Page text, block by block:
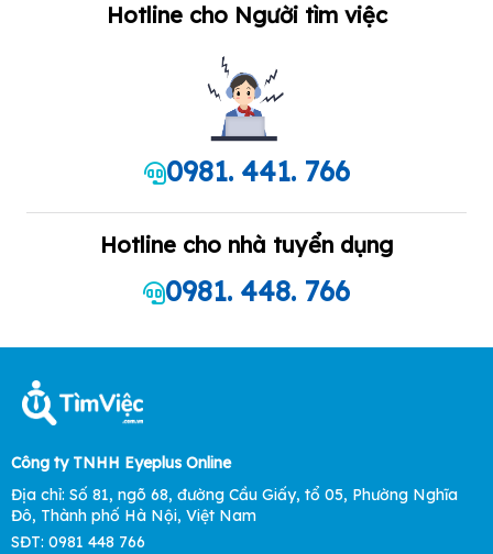
Hotline cho Người tìm việc
0981. 441. 766
Hotline cho nhà tuyển dụng
0981. 448. 766
Công ty TNHH Eyeplus Online
Địa chỉ: Số 81, ngõ 68, đường Cầu Giấy, tổ 05, Phường Nghĩa
Đô, Thành phố Hà Nội, Việt Nam
SĐT: 0981 448 766